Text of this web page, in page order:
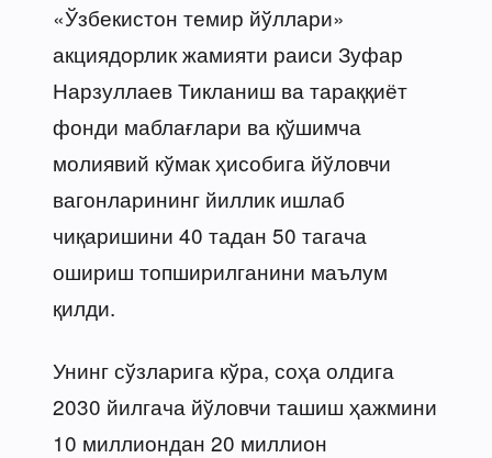
«Ўзбекистон темир йўллари»
акциядорлик жамияти раиси Зуфар
Нарзуллаев Тикланиш ва тараққиёт
фонди маблағлари ва қўшимча
молиявий кўмак ҳисобига йўловчи
вагонларининг йиллик ишлаб
чиқаришини 40 тадан 50 тагача
ошириш топширилганини маълум
қилди.
Унинг сўзларига кўра, соҳа олдига
2030 йилгача йўловчи ташиш ҳажмини
10 миллиондан 20 миллион